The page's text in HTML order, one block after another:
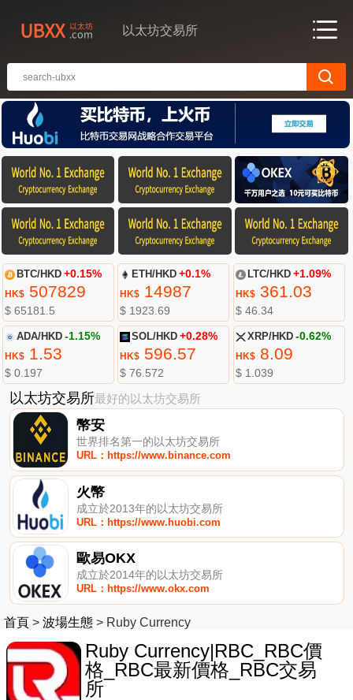
以太坊交易所
BTC/HKD +0.15%
HK$507829
$ 65181.5
ETH/HKD +0.1%
HK$ 14987
$ 1923.69
LTC/HKD +1.09%
HK$361.03
$ 46.34
ADA/HKD -1.15%
HK$1.53
$ 0.197
SOL/HKD +0.28%
HK$ 596.57
$ 76.572
XRP/HKD -0.62%
HK$8.09
$ 1.039
以太坊交易所最好的以太坊交易所
幣安
世界排名第一的以太坊交易所
URL：https://www.binance.com
火幣
成立於2013年的以太坊交易所
URL：https://www.huobi.com
歐易OKX
成立於2014年的以太坊交易所
URL：https://www.okx.com
首頁 > 波場生態 > Ruby Currency
Ruby Currency|RBC_RBC價
格_RBC最新價格_RBC交易
所